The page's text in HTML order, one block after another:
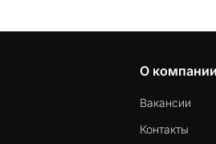
О компании
Вакансии
Контакты